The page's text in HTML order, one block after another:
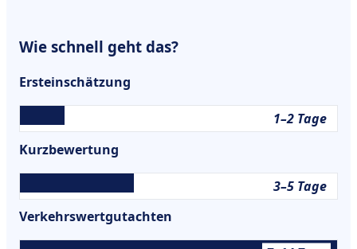
Wie schnell geht das?
Ersteinschätzung
1–2 Tage
Kurzbewertung
3–5 Tage
Verkehrswertgutachten